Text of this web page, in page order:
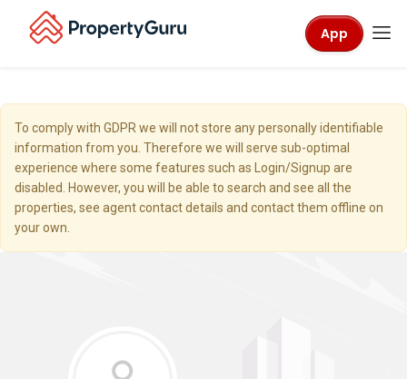
App
To comply with GDPR we will not store any personally identifiable
information from you. Therefore we will serve sub-optimal
experience where some features such as Login/Signup are
disabled. However, you will be able to search and see all the
properties, see agent contact details and contact them offline on
your own.